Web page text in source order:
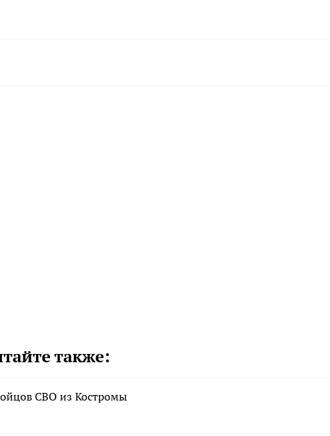
также:
СВО из Костромы